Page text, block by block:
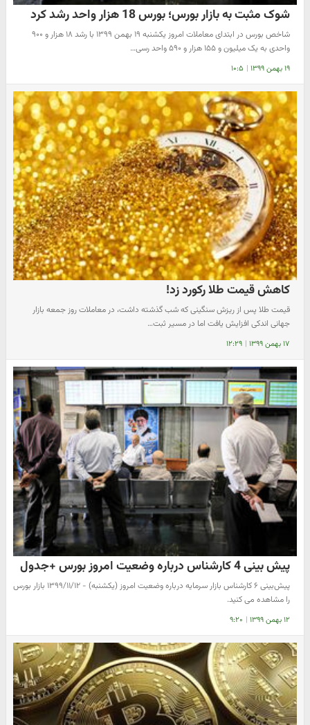
شوک مثبت به بازار بورس؛ بورس 18 هزار واحد رشد کرد
شاخص بورس در ابتدای معاملات امروز یکشنبه ۱۹ بهمن ۱۳۹۹ با رشد ۱۸ هزار و ۹۰۰
واحدی به یک میلیون و ۱۵۵ هزار و ۵۹۰ واحد رسی…
۱۹ بهمن ۱۳۹۹ | ۱۰:۵
کاهش قیمت طلا رکورد زد!
قیمت طلا پس از ریزش سنگینی که شب گذشته داشت، در معاملات روز جمعه بازار
جهانی اندکی افزایش یافت اما در مسیر ثبت…
۱۷ بهمن ۱۳۹۹ | ۱۲:۲۹
پیش بینی 4 کارشناس درباره وضعیت امروز بورس +جدول
پیش‌بینی ۶ کارشناس بازار سرمایه درباره وضعیت امروز (یکشنبه) - ۱۳۹۹/۱۱/۱۲ بازار بورس
را مشاهده می کنید.
۱۲ بهمن ۱۳۹۹ | ۹:۲۰